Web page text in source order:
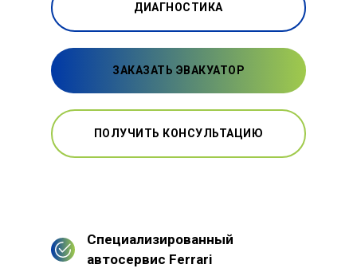
ДИАГНОСТИКА
ЗАКАЗАТЬ ЭВАКУАТОР
ПОЛУЧИТЬ КОНСУЛЬТАЦИЮ
Специализированный
автосервис Ferrari